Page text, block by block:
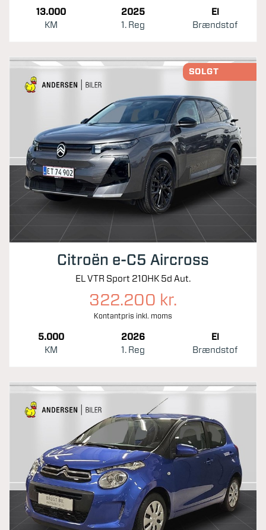
13.000
KM
2025
1. Reg
El
Brændstof
SOLGT
Citroën e-C5 Aircross
EL VTR Sport 210HK 5d Aut.
322.200 kr.
Kontantpris inkl. moms
5.000
KM
2026
1. Reg
El
Brændstof